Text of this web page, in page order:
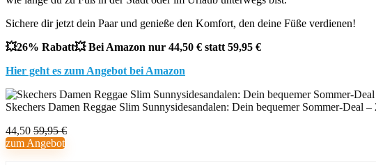
Sichere dir jetzt dein Paar und genieße den Komfort, den deine Füße verdienen!
💥26% Rabatt💥 Bei Amazon nur 44,50 € statt 59,95 €
Hier geht es zum Angebot bei Amazon
Skechers Damen Reggae Slim Sunnysidesandalen: Dein bequemer Sommer-Deal –
44,50 59,95 €
zum Angebot